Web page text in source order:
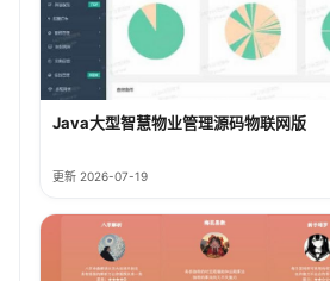
Java大型智慧物业管理源码物联网版
更新 2026-07-19